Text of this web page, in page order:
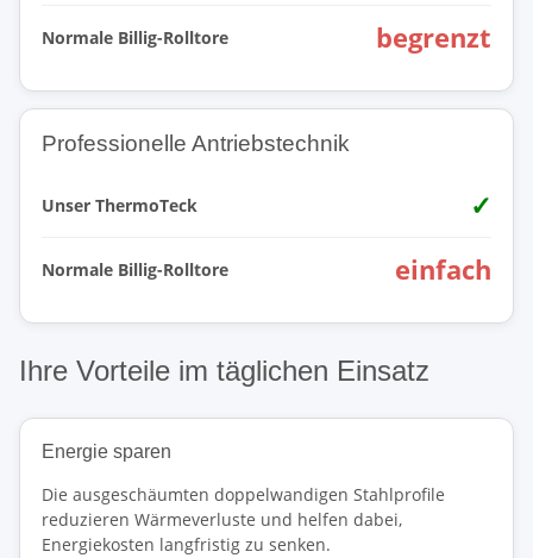
Normale Billig-Rolltore begrenzt
Professionelle Antriebstechnik
Unser ThermoTeck ✓
Normale Billig-Rolltore einfach
Ihre Vorteile im täglichen Einsatz
Energie sparen
Die ausgeschäumten doppelwandigen Stahlprofile
reduzieren Wärmeverluste und helfen dabei,
Energiekosten langfristig zu senken.